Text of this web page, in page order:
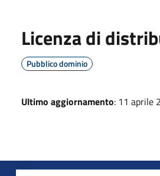
Licenza di
Pubblico dominio
Ultimo aggiornamento: 11 aprile